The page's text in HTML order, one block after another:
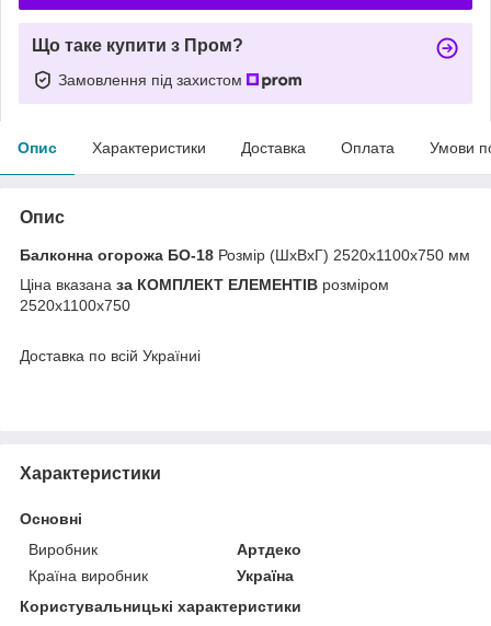
Що таке купити з Пром?
Замовлення під захистом
Опис Характеристики Доставка Оплата Умови
Опис
Балконна огорожа БО-18 Розмір (ШхВхГ) 2520х1100х750 мм
Ціна вказана за КОМПЛЕКТ ЕЛЕМЕНТІВ розміром
2520х1100х750
Доставка по всій Україниі
Характеристики
Основні
Виробник
Артдеко
Країна виробник
Україна
Користувальницькі характеристики